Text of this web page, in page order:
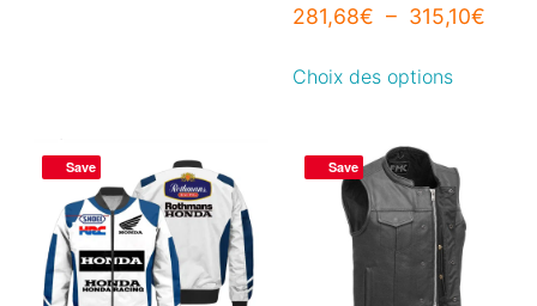
281,68€ – 315,10€
Choix des options
Save Save